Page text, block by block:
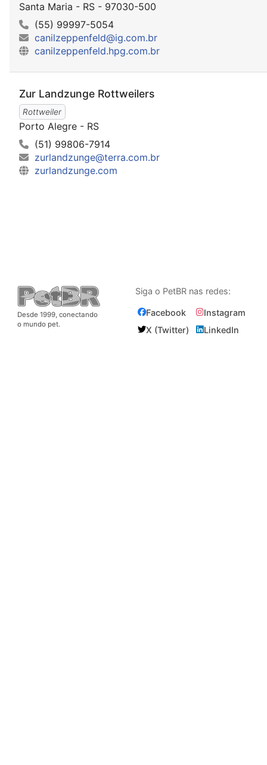
Santa Maria - RS - 97030-500
(55) 99997-5054
canilzeppenfeld@ig.com.br
canilzeppenfeld.hpg.com.br
Zur Landzunge Rottweilers
Rottweiler
Porto Alegre - RS
(51) 99806-7914
zurlandzunge@terra.com.br
zurlandzunge.com
Desde 1999, conectando
o mundo pet.
Siga o PetBR nas redes:
Facebook
Instagram
X (Twitter)
LinkedIn